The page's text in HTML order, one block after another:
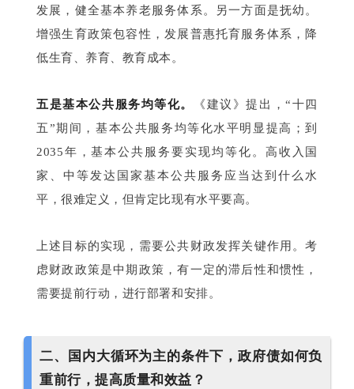
发展，健全基本养老服务体系。另一方面是抚幼。
增强生育政策包容性，发展普惠托育服务体系，降
低生育、养育、教育成本。
五是基本公共服务均等化。
《建议》提出，“十四
五”期间，基本公共服务均等化水平明显提高；到
2035年，基本公共服务要实现均等化。高收入国
家、中等发达国家基本公共服务应当达到什么水
平，很难定义，但肯定比现有水平要高。
上述目标的实现，需要公共财政发挥关键作用。考
虑财政政策是中期政策，有一定的滞后性和惯性，
需要提前行动，进行部署和安排。
二、国内大循环为主的条件下，政府债如何负
重前行，提高质量和效益？